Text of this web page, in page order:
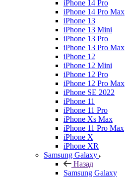
iPhone 14 Pro
iPhone 14 Pro Max
iPhone 13
iPhone 13 Mini
iPhone 13 Pro
iPhone 13 Pro Max
iPhone 12
iPhone 12 Mini
iPhone 12 Pro
iPhone 12 Pro Max
iPhone SE 2022
iPhone 11
iPhone 11 Pro
iPhone Xs Max
iPhone 11 Pro Max
iPhone X
iPhone XR
Samsung Galaxy
Назад
Samsung Galaxy